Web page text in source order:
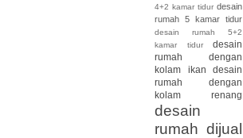
4+2 kamar tidur desain
rumah 5 kamar tidur
desain rumah 5+2
kamar tidur
desain
rumah dengan
kolam ikan
desain
rumah dengan
kolam renang
desain
rumah dijual